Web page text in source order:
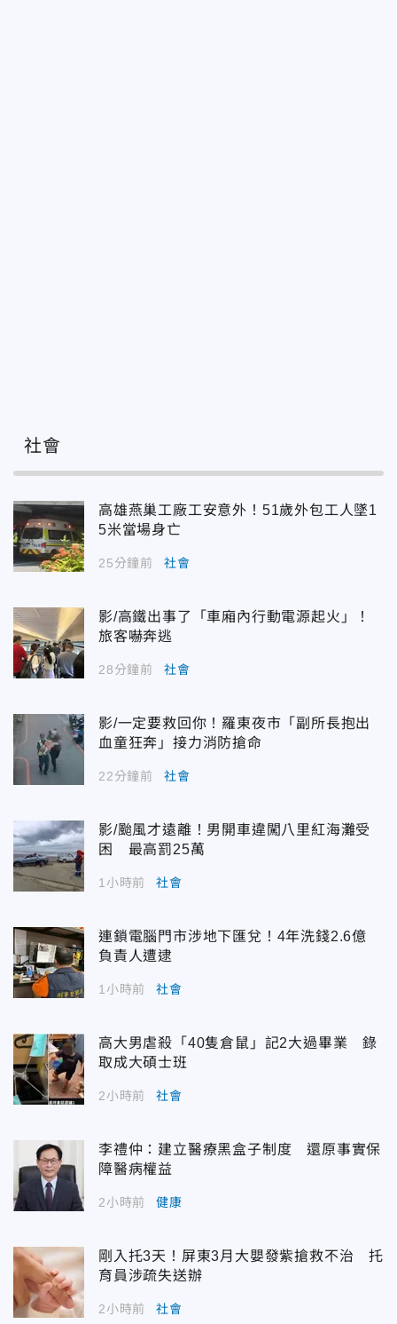
社會
高雄燕巢工廠工安意外！51歲外包工人墜1
5米當場身亡
25分鐘前 社會
影/高鐵出事了「車廂內行動電源起火」！
旅客嚇奔逃
28分鐘前 社會
影/一定要救回你！羅東夜市「副所長抱出
血童狂奔」接力消防搶命
22分鐘前 社會
影/颱風才遠離！男開車違闖八里紅海灘受
困 最高罰25萬
1小時前 社會
連鎖電腦門市涉地下匯兌！4年洗錢2.6億
負責人遭逮
1小時前 社會
高大男虐殺「40隻倉鼠」記2大過畢業 錄
取成大碩士班
2小時前 社會
李禮仲：建立醫療黑盒子制度 還原事實保
障醫病權益
2小時前 健康
剛入托3天！屏東3月大嬰發紫搶救不治 托
育員涉疏失送辦
2小時前 社會